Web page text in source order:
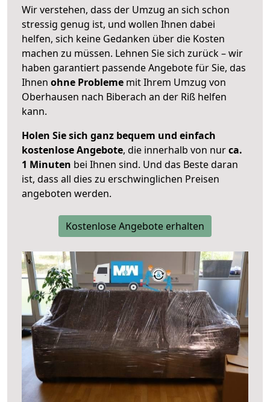
Wir verstehen, dass der Umzug an sich schon
stressig genug ist, und wollen Ihnen dabei
helfen, sich keine Gedanken über die Kosten
machen zu müssen. Lehnen Sie sich zurück – wir
haben garantiert passende Angebote für Sie, das
Ihnen ohne Probleme mit Ihrem Umzug von
Oberhausen nach Biberach an der Riß helfen
kann.
Holen Sie sich ganz bequem und einfach
kostenlose Angebote, die innerhalb von nurca.
1 Minuten bei Ihnen sind. Und das Beste daran
ist, dass all dies zu erschwinglichen Preisen
angeboten werden.
Kostenlose Angebote erhalten